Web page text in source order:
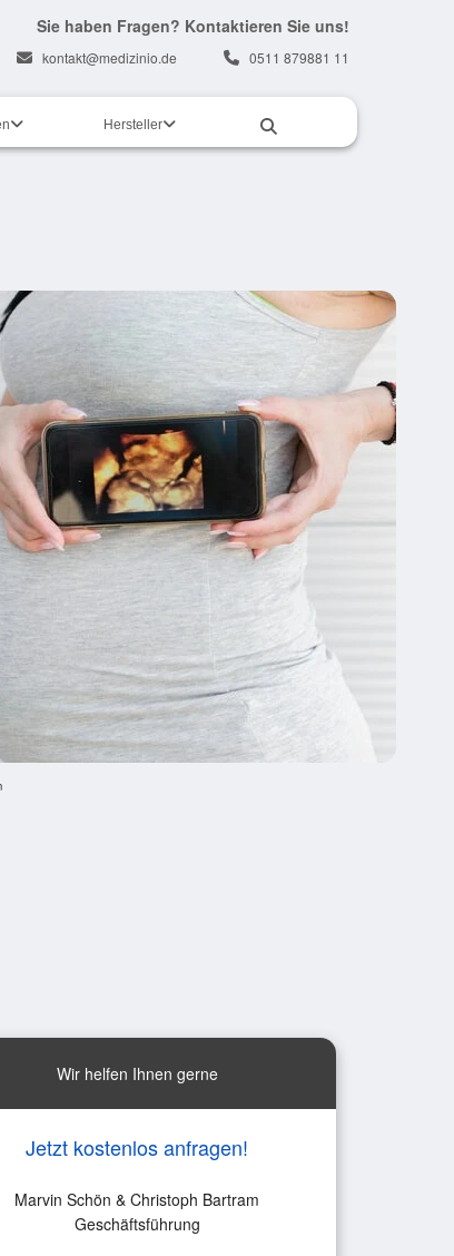
Sie haben Fragen? Kontaktieren Sie uns!
kontakt@medizinio.de 0511 879881 11
Hersteller
Wir helfen Ihnen gerne
Jetzt kostenlos anfragen!
Marvin Schön & Christoph Bartram
Geschäftsführung